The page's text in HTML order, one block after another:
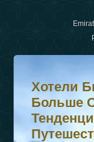
Хотели бы вы
Подпишитесь на
Хотели
Больше